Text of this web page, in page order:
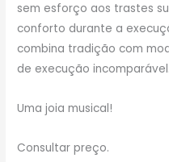
sem esforço aos trastes
conforto durante a
combina tradição com
de execução incomparável.
Uma joia musical!
Consultar preço.